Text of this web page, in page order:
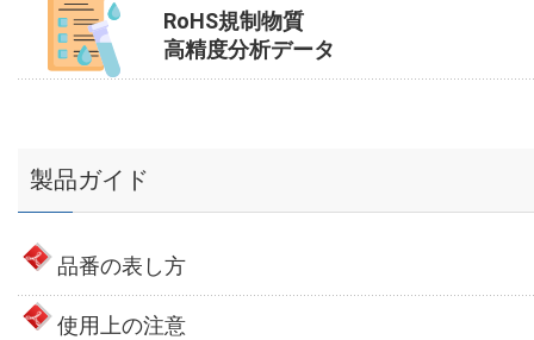
RoHS規制物質
高精度分析データ
製品ガイド
品番の表し方
使用上の注意